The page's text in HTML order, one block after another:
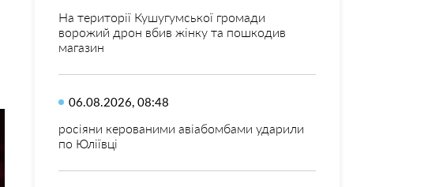
На території Кушугумської громади
ворожий дрон вбив жінку та пошкодив
магазин
06.08.2026, 08:48
росіяни керованими авіабомбами ударили
по Юліївці